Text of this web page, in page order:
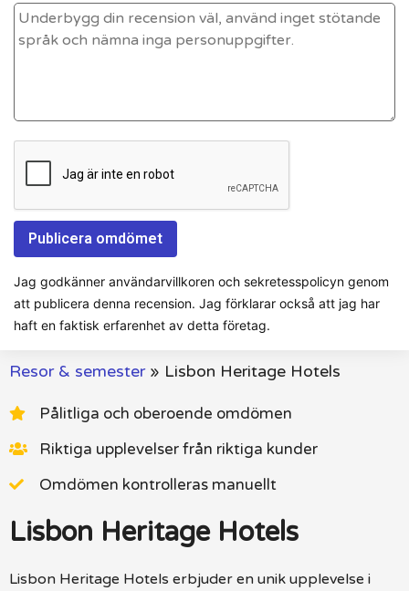
Jag godkänner användarvillkoren och sekretesspolicyn genom
att publicera denna recension. Jag förklarar också att jag har
haft en faktisk erfarenhet av detta företag.
Resor & semester» Lisbon Heritage Hotels
Pålitliga och oberoende omdömen
Riktiga upplevelser från riktiga kunder
Omdömen kontrolleras manuellt
Lisbon Heritage Hotels
Lisbon Heritage Hotels erbjuder en unik upplevelse i